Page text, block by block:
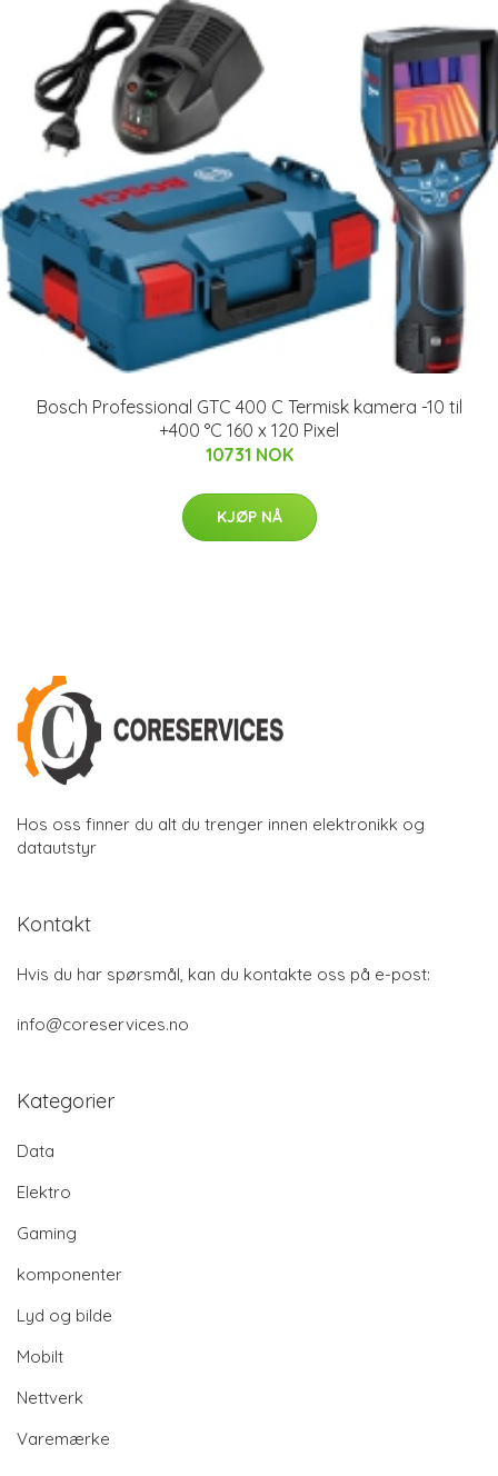
Bosch Professional GTC 400 C Termisk kamera -10 til
+400 °C 160 x 120 Pixel
10731 NOK
KJØP NÅ
Hos oss finner du alt du trenger innen elektronikk og
datautstyr
Kontakt
Hvis du har spørsmål, kan du kontakte oss på e-post:
info@coreservices.no
Kategorier
Data
Elektro
Gaming
komponenter
Lyd og bilde
Mobilt
Nettverk
Varemærke